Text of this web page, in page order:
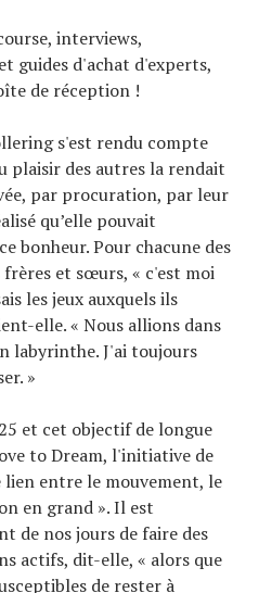
interviews,
guides d'achat d'experts,
de réception !
s'est rendu compte
plaisir des autres la rendait
par procuration, par leur
qu’elle pouvait
bonheur. Pour chacune des
frères et sœurs, « c'est moi
les jeux auxquels ils
elle. « Nous allions dans
labyrinthe. J'ai toujours
»
et cet objectif de longue
to Dream, l'initiative de
entre le mouvement, le
en grand ». Il est
de nos jours de faire des
actifs, dit-elle, « alors que
de rester à